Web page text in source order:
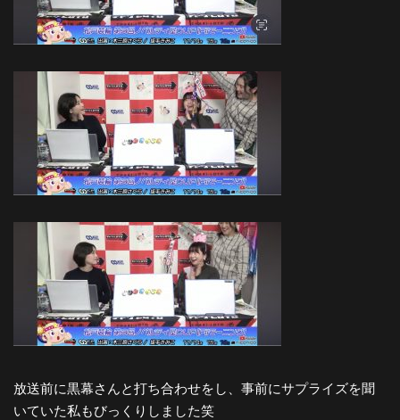
放送前に黒幕さんと打ち合わせをし、事前にサプライズを聞
いていた私もびっくりしました笑